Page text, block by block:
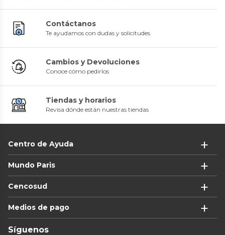
Contáctanos
Te ayudamos con dudas y solicitudes
Cambios y Devoluciones
Conoce cómo pedirlos
Tiendas y horarios
Revisa dónde están nuestras tiendas
Centro de Ayuda
Mundo Paris
Cencosud
Medios de pago
Síguenos